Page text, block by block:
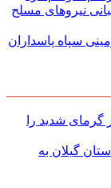
نیرو‌های مسلح
سپاه پاسداران
در گرمای شدید را
گیلان به